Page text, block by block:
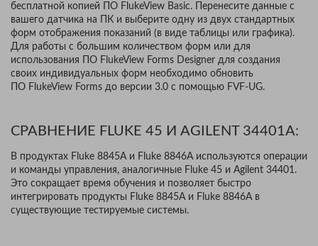
бесплатной копией ПО FlukeView Basic. Перенесите данные с
вашего датчика на ПК и выберите одну из двух стандартных
форм отображения показаний (в виде таблицы или графика).
Для работы с большим количеством форм или для
использования ПО FlukeView Forms Designer для создания
своих индивидуальных форм необходимо обновить
ПО FlukeView Forms до версии 3.0 с помощью FVF-UG.
СРАВНЕНИЕ FLUKE 45 И AGILENT 34401A:
В продуктах Fluke 8845A и Fluke 8846A используются операции
и команды управления, аналогичные Fluke 45 и Agilent 34401.
Это сокращает время обучения и позволяет быстро
интегрировать продукты Fluke 8845A и Fluke 8846A в
существующие тестируемые системы.